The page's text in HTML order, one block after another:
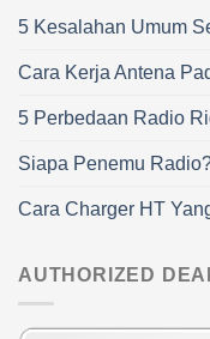
5 Kesalahan Umum
Cara Kerja Antena
5 Perbedaan Radio
Siapa Penemu
Cara Charger HT
AUTHORIZED